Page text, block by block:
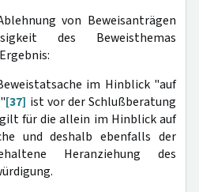
von Beweisanträgen
des Beweisthemas
im Hinblick "auf
[37] ist vor der Schlußberatung
für die allein im Hinblick auf
und deshalb ebenfalls der
Heranziehung des